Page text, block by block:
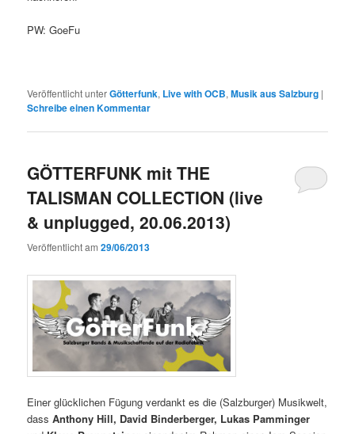
PW: GoeFu
Veröffentlicht unterGötterfunk, Live with OCB,Musik aus Salzburg |
Schreibe einen Kommentar
GÖTTERFUNK mit THE
TALISMAN COLLECTION (live
& unplugged, 20.06.2013)
Veröffentlicht am29/06/2013
Einer glücklichen Fügung verdankt es die (Salzburger) Musikwelt,
dassAnthony Hill, David Binderberger, Lukas Pamminger